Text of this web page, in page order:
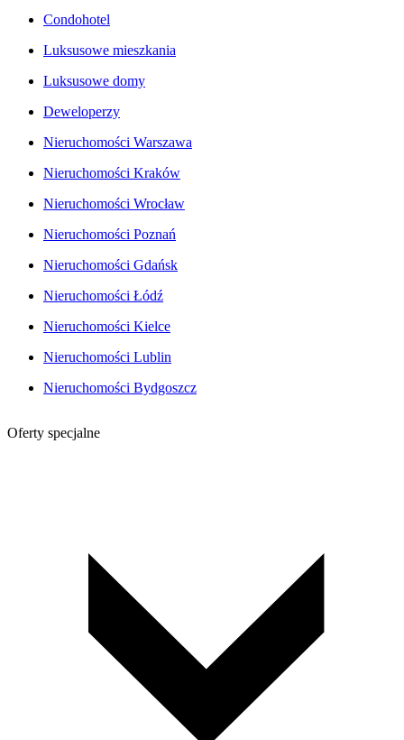
Condohotel
Luksusowe mieszkania
Luksusowe domy
Deweloperzy
Nieruchomości Warszawa
Nieruchomości Kraków
Nieruchomości Wrocław
Nieruchomości Poznań
Nieruchomości Gdańsk
Nieruchomości Łódź
Nieruchomości Kielce
Nieruchomości Lublin
Nieruchomości Bydgoszcz
Oferty specjalne